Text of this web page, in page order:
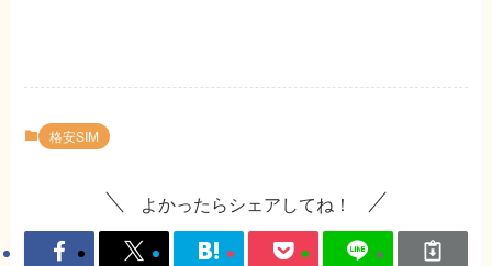
格安SIM
よかったらシェアしてね！